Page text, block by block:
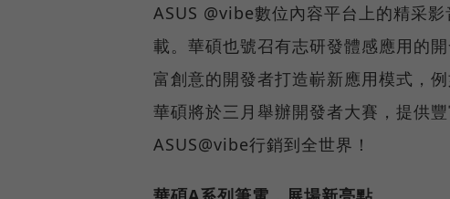
ASUS @vibe數位內容平台上的精采
載。華碩也號召有志研發體感應用的
富創意的開發者打造嶄新應用模式，
華碩將於三月舉辦開發者大賽，提供
ASUS@vibe行銷到全世界！